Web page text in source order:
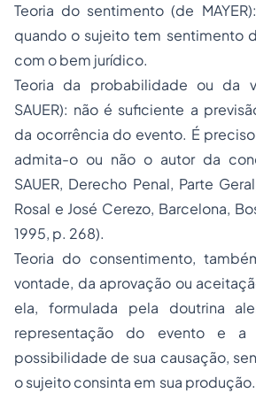
Teoria do sentimento (de
quando o sujeito tem sentimento
com o bem jurídico.
Teoria da probabilidade ou da
SAUER): não é suficiente a
da ocorrência do evento. É
admita-o ou não o autor da
SAUER, Derecho Penal, Parte Geral
Rosal e José Cerezo, Barcelona,
1995, p. 268).
Teoria do consentimento,
vontade, da aprovação ou
ela, formulada pela doutrina
representação do evento e a
possibilidade de sua causação,
o sujeito consinta em sua